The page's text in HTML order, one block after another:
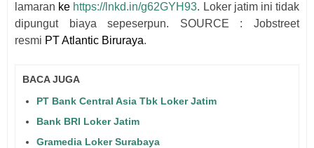
lamaran ke https://lnkd.in/g62GYH93. Loker jatim ini tidak
dipungut biaya sepeserpun. SOURCE : Jobstreet
resmi PT Atlantic Biruraya.
BACA JUGA
PT Bank Central Asia Tbk Loker Jatim
Bank BRI Loker Jatim
Gramedia Loker Surabaya